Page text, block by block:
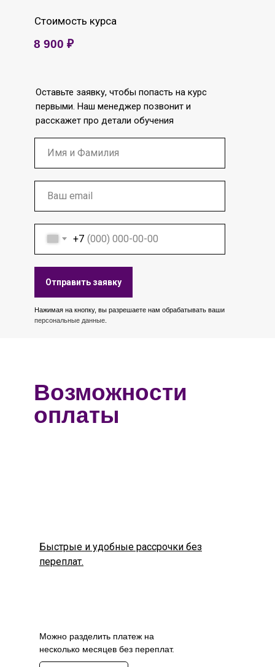
Оставьте заявку, чтобы попасть на курс
первыми. Наш менеджер позвонит и
расскажет про детали обучения
+7
Отправить заявку
Нажимая на кнопку, вы разрешаете нам обрабатывать ваши
персональные данные
Стоимость курса
8 900 ₽
Возможности
оплаты
Быстрые и удобные рассрочки без
переплат.
Можно разделить платеж на
несколько месяцев без переплат.